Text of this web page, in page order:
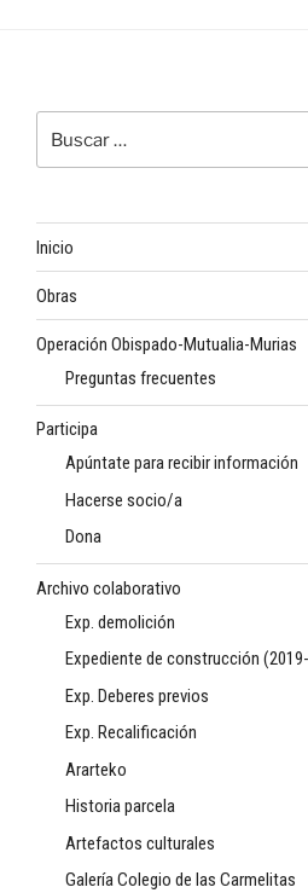
Inicio
Obras
Operación Obispado-Mutualia-Murias
Preguntas frecuentes
Participa
Apúntate para recibir información
Hacerse socio/a
Dona
Archivo colaborativo
Exp. demolición
Expediente de construcción
Exp. Deberes previos
Exp. Recalificación
Ararteko
Historia parcela
Artefactos culturales
Galería Colegio de las Carmelitas